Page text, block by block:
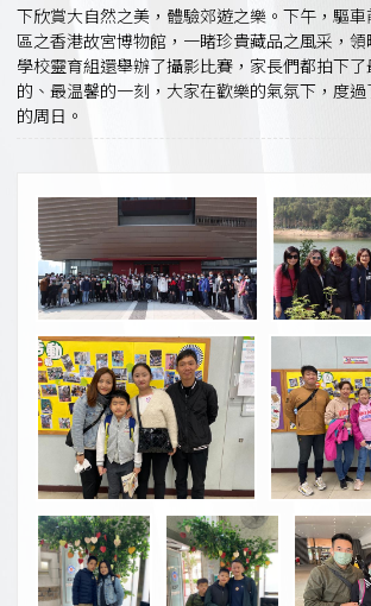
下欣賞大自然之美，體驗郊遊之樂。下午，驅
區之香港故宮博物館，一睹珍貴藏品之風采，領
學校靈育組還舉辦了攝影比賽，家長們都拍下
的、最温馨的一刻，大家在歡樂的氣氛下，度
的周日。